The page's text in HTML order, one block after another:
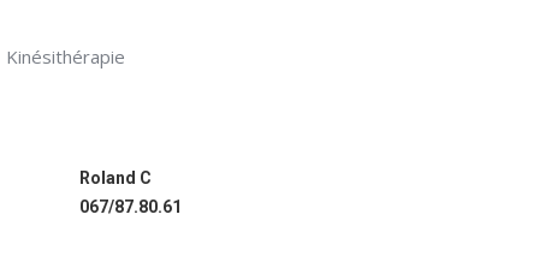
Kinésithérapie
Roland C
067/87.80.61